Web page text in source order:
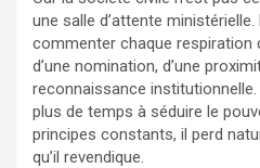
une salle d’attente ministérielle.
commenter chaque respiration
d’une nomination, d’une
reconnaissance
plus de temps à séduire le
principes constants, il perd
qu’il revendique.